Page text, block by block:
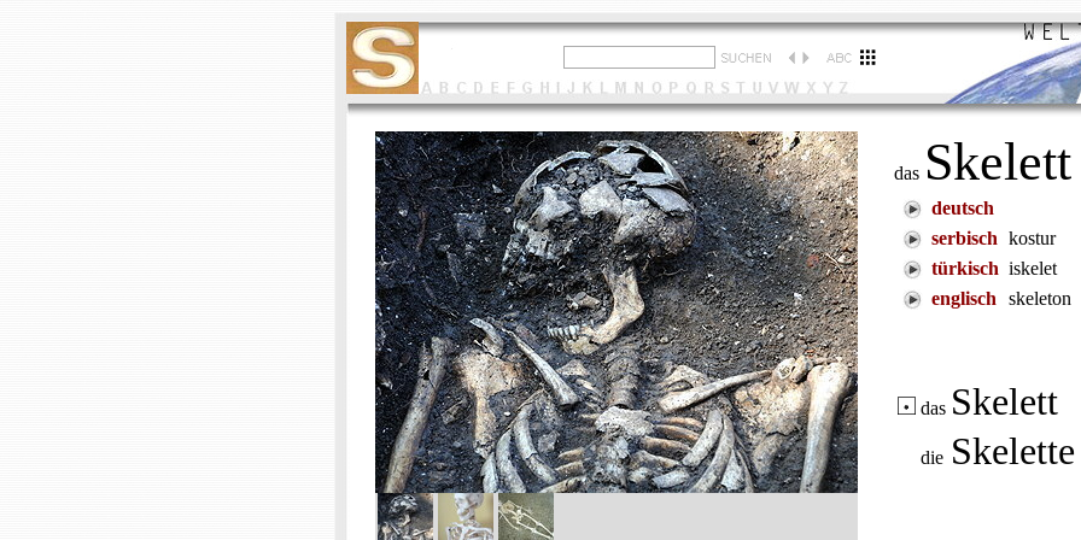
das Skelett
deutsch
serbisch kostur
türkisch iskelet
englisch
skeleton
das Skelett
die